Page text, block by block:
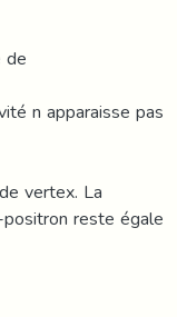
n apparaisse pas
vertex. La
reste égale